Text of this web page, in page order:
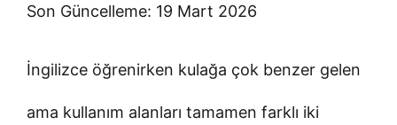
Son Güncelleme: 19 Mart 2026
İngilizce öğrenirken kulağa çok benzer gelen
ama kullanım alanları tamamen farklı iki